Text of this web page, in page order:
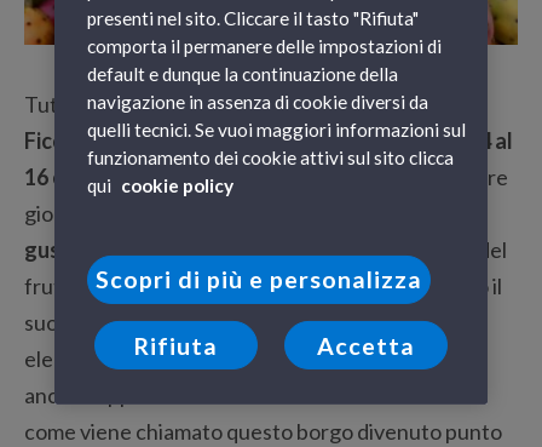
Tutto pronto per la XXII edizione dellaSagra del
Ficodindia di Roccapalumbain programmadal 14 al
16 ottobre 2022 in provincia di
per una tre
giorni di
gusto
che vedrà protagonisti interi menù a base del
frutto messicano che ha trovato nel clima siciliano il
suo habitat ideale, tanto da diventare uno degli
elementi iconografici dell’Isola. Un evento che dà
anche l’opportunità visitare il
come viene chiamato questo borgo divenuto punto
presenti nel sito. Cliccare il tasto "Rifiuta"
comporta il permanere delle impostazioni di
default e dunque la continuazione della
navigazione in assenza di cookie diversi da
quelli tecnici. Se vuoi maggiori informazioni sul
funzionamento dei cookie attivi sul sito clicca
qui cookie policy
Scopri di più e personalizza
Rifiuta Accetta